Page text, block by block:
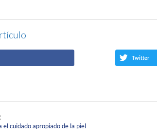
Twitter
el cuidado apropiado de la piel